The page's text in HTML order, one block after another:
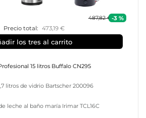
487,82 € -3 %
Precio total: 473,19 €
los tres al carrito
15 litros Buffalo CN295
litros de vidrio Bartscher 200096
leche al baño maría Irimar TCL16C